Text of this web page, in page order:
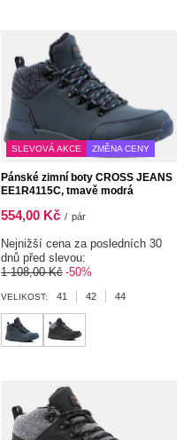
SLEVOVÁ AKCE ZMĚNA CENY
Pánské zimní boty CROSS JEANS
EE1R4115C, tmavě modrá
554,00 Kč / pár
Nejnižší cena za posledních 30
dnů před slevou:
1 108,00 Kč -50%
VELIKOST: 41 42 44